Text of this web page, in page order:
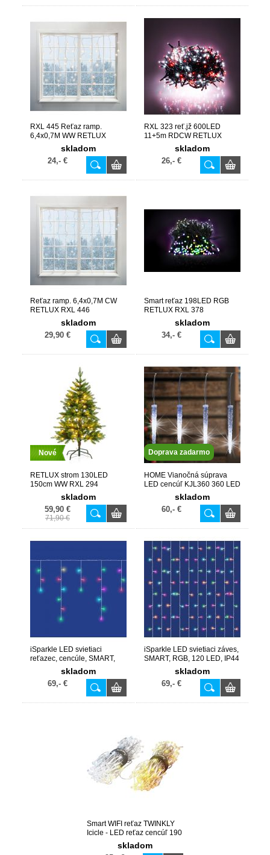
RXL 445 Reťaz ramp.
6,4x0,7M WW RETLUX
skladom
24,- €
RXL 323 reť.jž 600LED
11+5m RDCW RETLUX
skladom
26,- €
Reťaz ramp. 6,4x0,7M CW
RETLUX RXL 446
skladom
29,90 €
Smart reťaz 198LED RGB
RETLUX RXL 378
skladom
34,- €
Nové
RETLUX strom 130LED
150cm WW RXL 294
skladom
59,90 €
71,90 €
Doprava zadarmo
HOME Vianočná súprava
LED cencúľ KJL360 360 LED
5,6×0,4 m 15 cencúľov
studená biela IP44
skladom
60,- €
iSparkle LED svietiaci
reťazec, cencúle, SMART,
RGB, 108 LED, IP44
LEDS108IV-1
skladom
69,- €
iSparkle LED svietiaci záves,
SMART, RGB, 120 LED, IP44
LEDS120CVskladom
69,- €
Smart WIFI reťaz TWINKLY
Icicle - LED reťaz cencúľ 190
LED AWW (TWI190GOP-
skladom